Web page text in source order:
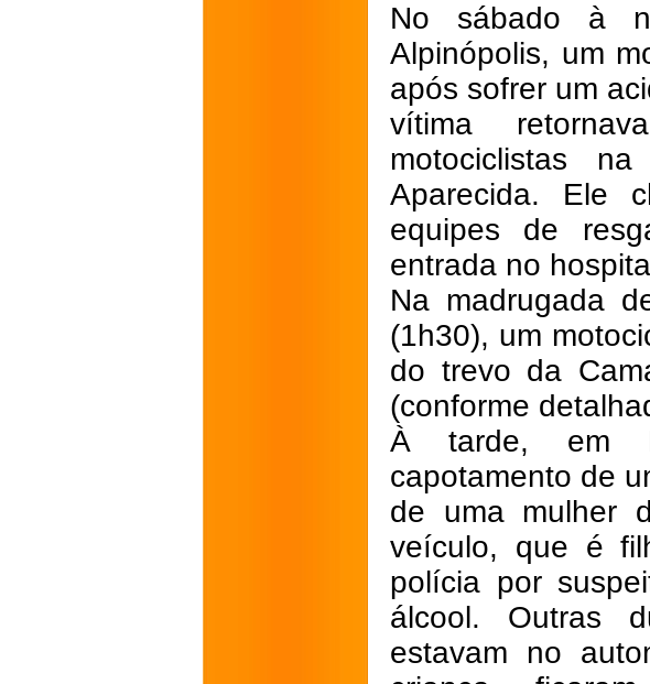
No sábado à
Alpinópolis, um
após sofrer um
vítima
motociclistas
Aparecida. Ele
equipes de
entrada no
Na madrugada
(1h30), um
do trevo da
(conforme
À tarde, em
capotamento de
de uma mulher
veículo, que é
polícia por
álcool. Outras
estavam no